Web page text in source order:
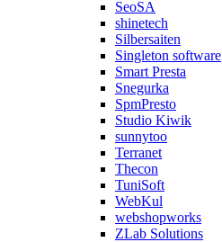
SeoSA
shinetech
Silbersaiten
Singleton software
Smart Presta
Snegurka
SpmPresto
Studio Kiwik
sunnytoo
Terranet
Thecon
TuniSoft
WebKul
webshopworks
ZLab Solutions